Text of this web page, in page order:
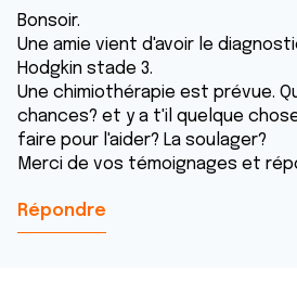
Bonsoir.
Une amie vient d'avoir le
Hodgkin stade 3.
Une chimiothérapie est prévue.
chances? et y a t'il quelque
faire pour l'aider? La soulager?
Merci de vos témoignages et
Répondre